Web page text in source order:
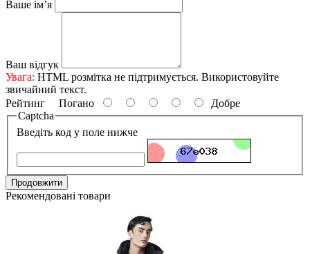
Ваше ім’я
Ваш відгук
Увага: HTML розмітка не підтримується. Використовуйте
звичайний текст.
Рейтинг Погано
Добре
Captcha
Введіть код у поле нижче
Продовжити
Рекомендовані товари